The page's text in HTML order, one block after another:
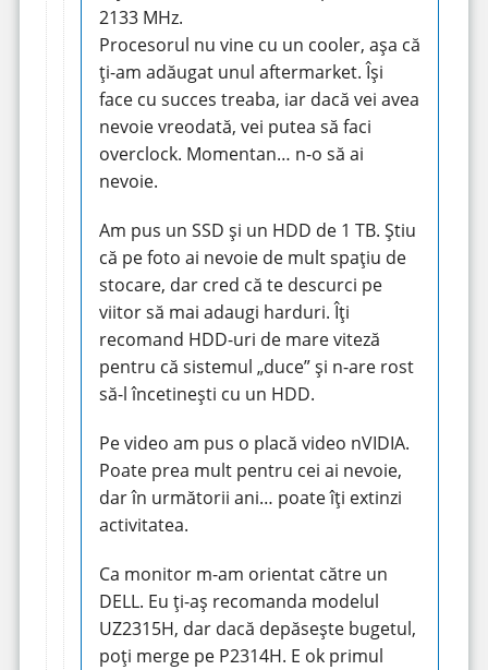
2133 MHz.
Procesorul nu vine cu un cooler, așa că
ți-am adăugat unul aftermarket. Își
face cu succes treaba, iar dacă vei avea
nevoie vreodată, vei putea să faci
overclock. Momentan… n-o să ai
nevoie.
Am pus un SSD și un HDD de 1 TB. Știu
că pe foto ai nevoie de mult spațiu de
stocare, dar cred că te descurci pe
viitor să mai adaugi harduri. Îți
recomand HDD-uri de mare viteză
pentru că sistemul „duce” și n-are rost
să-l încetinești cu un HDD.
Pe video am pus o placă video nVIDIA.
Poate prea mult pentru cei ai nevoie,
dar în următorii ani… poate îți extinzi
activitatea.
Ca monitor m-am orientat către un
DELL. Eu ți-aș recomanda modelul
UZ2315H, dar dacă depăsește bugetul,
poți merge pe P2314H. E ok primul